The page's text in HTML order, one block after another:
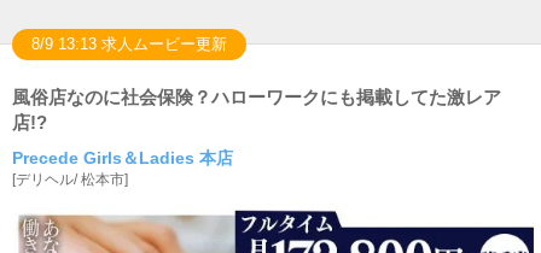
8/9 13:13 求人ムービー更新
風俗店なのに社会保険？ハローワークにも掲載してた激レア
店!?
Precede Girls＆Ladies 本店
[デリヘル/松本市]